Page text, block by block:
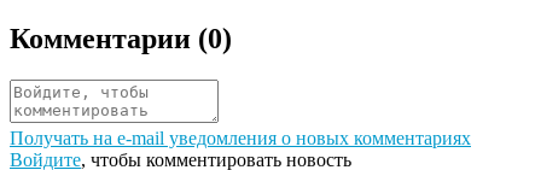
Комментарии (0)
Получать на e‑mail уведомления о новых комментариях
Войдите, чтобы комментировать новость